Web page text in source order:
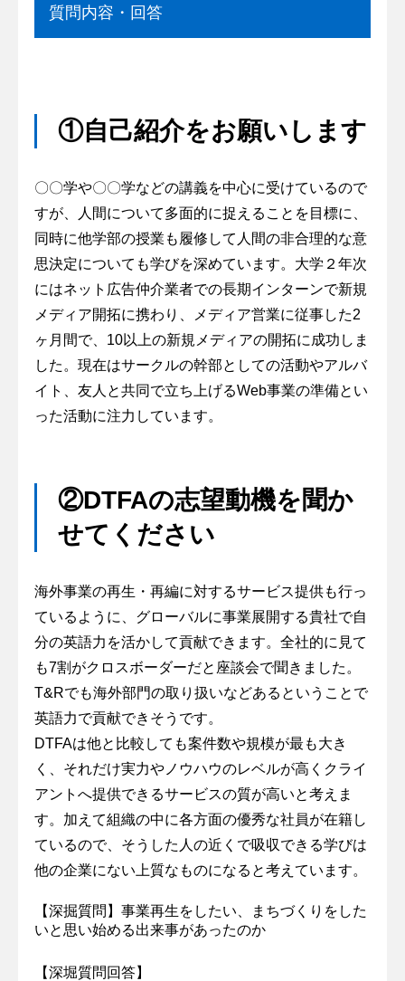
質問内容・回答
①自己紹介をお願いします
〇〇学や〇〇学などの講義を中心に受けているので
すが、人間について多面的に捉えることを目標に、
同時に他学部の授業も履修して人間の非合理的な意
思決定についても学びを深めています。大学２年次
にはネット広告仲介業者での長期インターンで新規
メディア開拓に携わり、メディア営業に従事した2
ヶ月間で、10以上の新規メディアの開拓に成功しま
した。現在はサークルの幹部としての活動やアルバ
イト、友人と共同で立ち上げるWeb事業の準備とい
った活動に注力しています。
②DTFAの志望動機を聞か
せてください
海外事業の再生・再編に対するサービス提供も行っ
ているように、グローバルに事業展開する貴社で自
分の英語力を活かして貢献できます。全社的に見て
も7割がクロスボーダーだと座談会で聞きました。
T&Rでも海外部門の取り扱いなどあるということで
英語力で貢献できそうです。
DTFAは他と比較しても案件数や規模が最も大き
く、それだけ実力やノウハウのレベルが高くクライ
アントへ提供できるサービスの質が高いと考えま
す。加えて組織の中に各方面の優秀な社員が在籍し
ているので、そうした人の近くで吸収できる学びは
他の企業にない上質なものになると考えています。
【深掘質問】事業再生をしたい、まちづくりをした
いと思い始める出来事があったのか
【深堀質問回答】